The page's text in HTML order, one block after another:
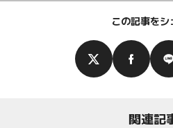
この記事をシ
関連記